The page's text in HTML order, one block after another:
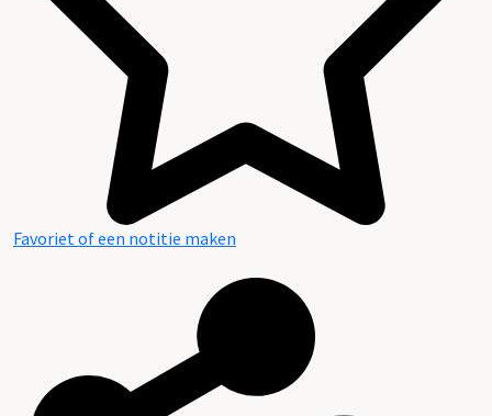
Plaatsingslijst
Favoriet of een notitie maken